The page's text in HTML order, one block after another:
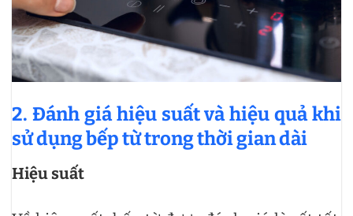
2. Đánh giá hiệu suất và hiệu quả khi
sử dụng bếp từ trong thời gian dài
Hiệu suất